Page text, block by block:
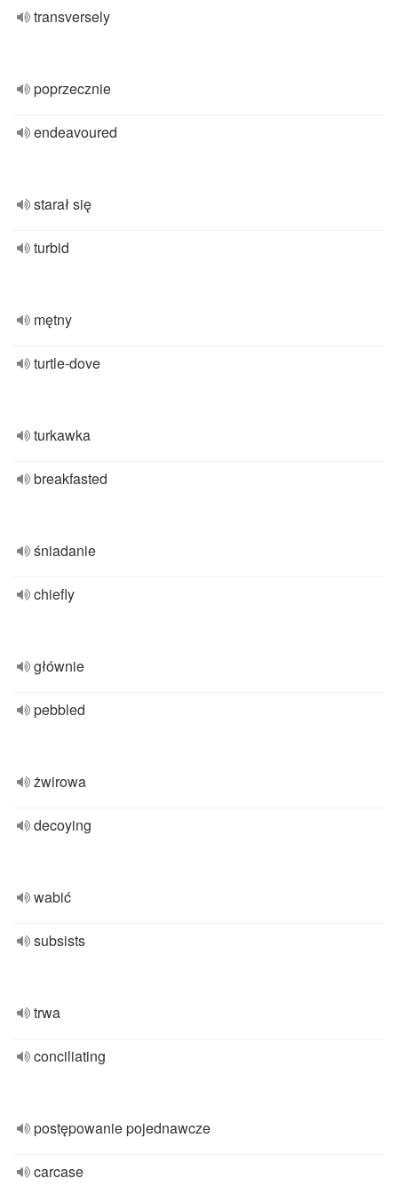
transversely
poprzecznie
endeavoured
starał się
turbid
mętny
turtle-dove
turkawka
breakfasted
śniadanie
chiefly
głównie
pebbled
żwirowa
decoying
wabić
subsists
trwa
conciliating
postępowanie pojednawcze
carcase